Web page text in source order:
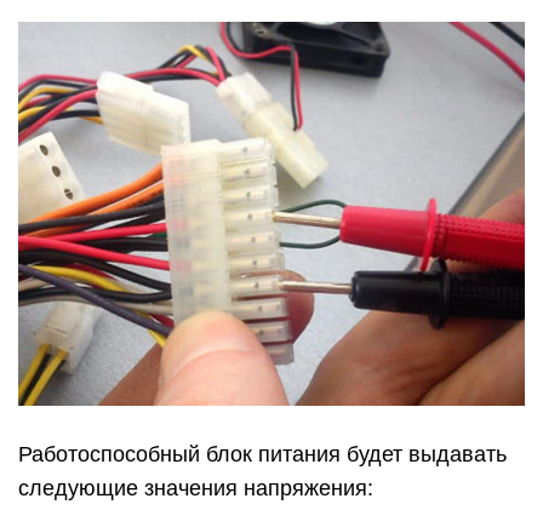
Работоспособный блок питания будет выдавать
следующие значения напряжения: